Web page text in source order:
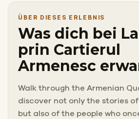
ÜBER DIESES ERLEBNIS
Was dich bei
prin Cartierul
Armenesc
Walk through the Armenian
discover not only the stories
but also of the people who